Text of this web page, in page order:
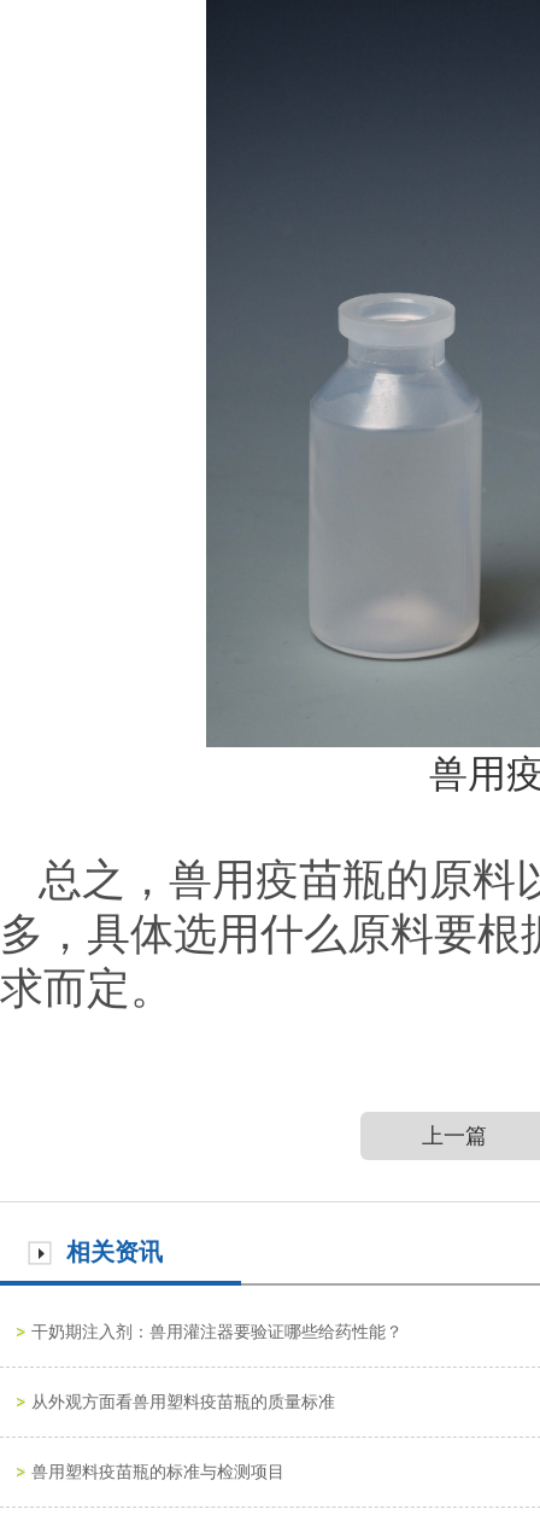
兽用
总之，兽用疫苗瓶的原料
多，具体选用什么原料要
求而定。
上一篇
相关资讯
干奶期注入剂：兽用灌注器要验证哪些给药性能？
从外观方面看兽用塑料疫苗瓶的质量标准
兽用塑料疫苗瓶的标准与检测项目